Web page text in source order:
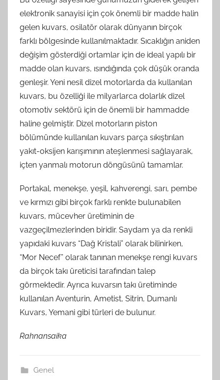
elektronik sanayisi için çok önemli bir madde halin
gelen kuvars, osilatör olarak dünyanın birçok
farklı bölgesinde kullanılmaktadır. Sıcaklığın aniden
değişim gösterdiği ortamlar için de ideal yapılı bir
madde olan kuvars, ısındığında çok düşük oranda
genleşir. Yeni nesil dizel motorlarda da kullanılan
kuvars, bu özelliği ile milyarlarca dolarlık dizel
otomotiv sektörü için de önemli bir hammadde
haline gelmiştir. Dizel motorların piston
bölümünde kullanılan kuvars parça sıkıştırılan
yakıt-oksijen karışımının ateşlenmesi sağlayarak,
içten yanmalı motorun döngüsünü tamamlar.
Portakal, menekşe, yeşil, kahverengi, sarı, pembe
ve kırmızı gibi birçok farklı renkte bulunabilen
kuvars, mücevher üretiminin de
vazgeçilmezlerinden biridir. Saydam ya da renkli
yapıdaki kuvars “Dağ Kristali” olarak bilinirken,
“Mor Necef” olarak tanınan menekşe rengi kuvars
da birçok takı üreticisi tarafından talep
görmektedir. Ayrıca kuvarsın takı üretiminde
kullanılan Aventurin, Ametist, Sitrin, Dumanlı
Kuvars, Yemani gibi türleri de bulunur.
Rahnansaika
Genel